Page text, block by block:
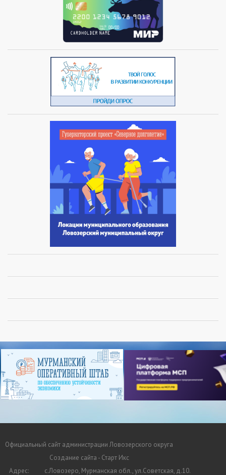
Официальный сайт администрации Ловозерского округа
Создание сайта - Старт Икс
Адрес:
с.Ловозеро, Мурманская обл., ул.Советская, д.10.